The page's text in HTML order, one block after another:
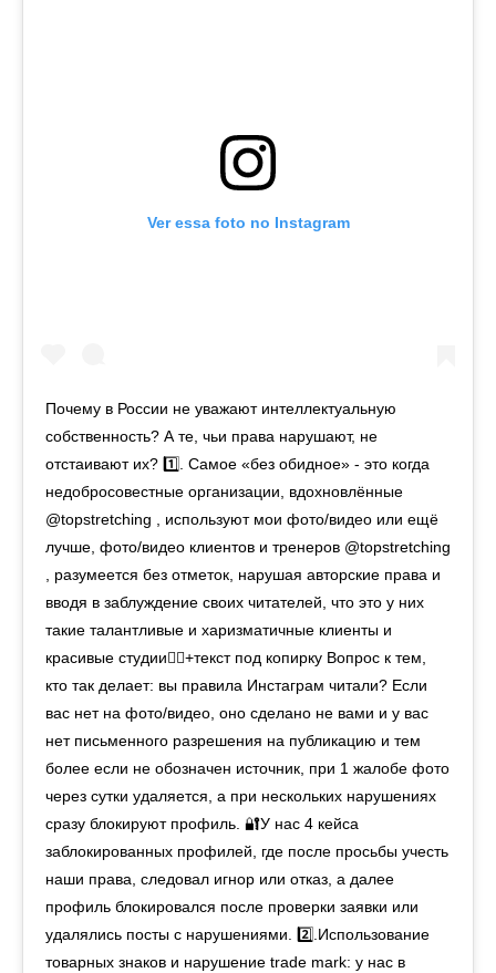
Ver essa foto no Instagram
Почему в России не уважают интеллектуальную
собственность? А те, чьи права нарушают, не
отстаивают их? 1️⃣. Самое «без обидное» - это когда
недобросовестные организации, вдохновлённые
@topstretching , используют мои фото/видео или ещё
лучше, фото/видео клиентов и тренеров @topstretching
, разумеется без отметок, нарушая авторские права и
вводя в заблуждение своих читателей, что это у них
такие талантливые и харизматичные клиенты и
красивые студии👍🏻+текст под копирку Вопрос к тем,
кто так делает: вы правила Инстаграм читали? Если
вас нет на фото/видео, оно сделано не вами и у вас
нет письменного разрешения на публикацию и тем
более если не обозначен источник, при 1 жалобе фото
через сутки удаляется, а при нескольких нарушениях
сразу блокируют профиль. 🔐У нас 4 кейса
заблокированных профилей, где после просьбы учесть
наши права, следовал игнор или отказ, а далее
профиль блокировался после проверки заявки или
удалялись посты с нарушениями. 2️⃣.Использование
товарных знаков и нарушение trade mark: у нас в